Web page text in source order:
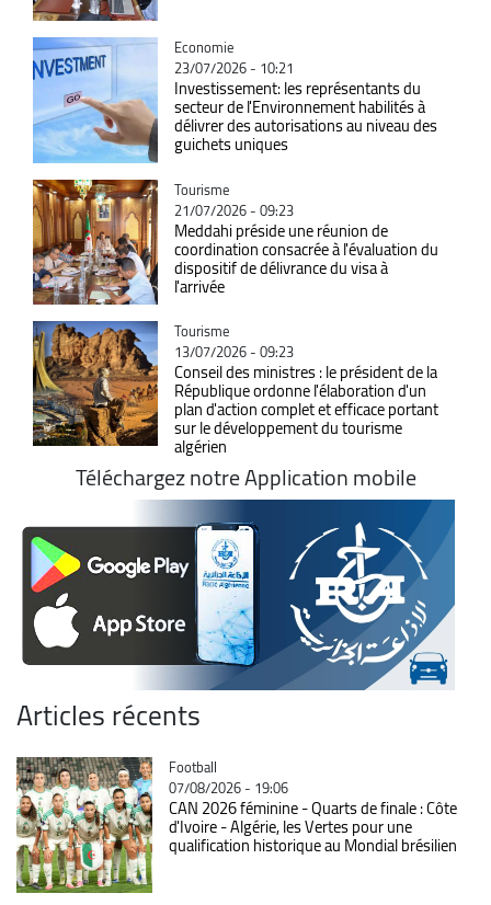
Catégorie
Economie
23/07/2026 - 10:21
Investissement: les représentants du
secteur de l'Environnement habilités à
délivrer des autorisations au niveau des
guichets uniques
Catégorie
Tourisme
21/07/2026 - 09:23
Meddahi préside une réunion de
coordination consacrée à l'évaluation du
dispositif de délivrance du visa à
l'arrivée
Catégorie
Tourisme
13/07/2026 - 09:23
Conseil des ministres : le président de la
République ordonne l'élaboration d'un
plan d'action complet et efficace portant
sur le développement du tourisme
algérien
Téléchargez notre Application mobile
Articles récents
Catégorie
Football
07/08/2026 - 19:06
CAN 2026 féminine - Quarts de finale : Côte
d'Ivoire - Algérie, les Vertes pour une
qualification historique au Mondial brésilien